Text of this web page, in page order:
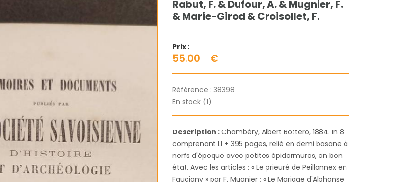
Rabut, F. & Dufour, A. & Mugnier, F.
& Marie-Girod & Croisollet, F.
Prix :
55.00 €
Référence : 38398
En stock (1)
Description :Chambéry, Albert Bottero, 1884. In 8
comprenant LI + 395 pages, relié en demi basane à
nerfs d'époque avec petites épidermures, en bon
état. Avec les articles : « Le prieuré de Peillonnex en
Faucigny » par F. Mugnier ; « Le Mariage d'Alphonse